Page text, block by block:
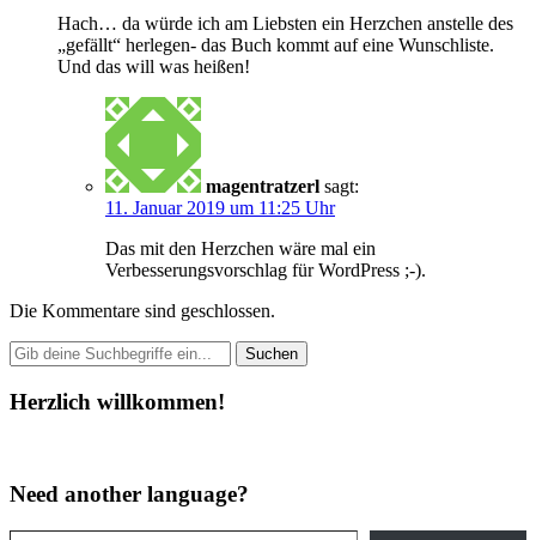
Hach… da würde ich am Liebsten ein Herzchen anstelle des
„gefällt“ herlegen- das Buch kommt auf eine Wunschliste.
Und das will was heißen!
magentratzerl sagt:
11. Januar 2019 um 11:25 Uhr
Das mit den Herzchen wäre mal ein
Verbesserungsvorschlag für WordPress ;-).
Die Kommentare sind geschlossen.
Herzlich willkommen!
Need another language?
Gib deine E-Mail-Adresse ein ...